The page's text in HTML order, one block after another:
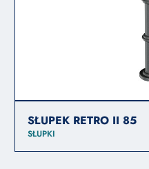
SŁUPEK RETRO II 85
SŁUPKI